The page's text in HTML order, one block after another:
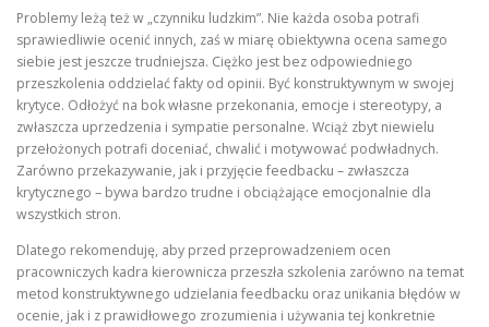
Problemy leżą też w „czynniku ludzkim”. Nie każda osoba potrafi
sprawiedliwie ocenić innych, zaś w miarę obiektywna ocena samego
siebie jest jeszcze trudniejsza. Ciężko jest bez odpowiedniego
przeszkolenia oddzielać fakty od opinii. Być konstruktywnym w swojej
krytyce. Odłożyć na bok własne przekonania, emocje i stereotypy, a
zwłaszcza uprzedzenia i sympatie personalne. Wciąż zbyt niewielu
przełożonych potrafi doceniać, chwalić i motywować podwładnych.
Zarówno przekazywanie, jak i przyjęcie feedbacku – zwłaszcza
krytycznego – bywa bardzo trudne i obciążające emocjonalnie dla
wszystkich stron.
Dlatego rekomenduję, aby przed przeprowadzeniem ocen
pracowniczych kadra kierownicza przeszła szkolenia zarówno na temat
metod konstruktywnego udzielania feedbacku oraz unikania błędów w
ocenie, jak i z prawidłowego zrozumienia i używania tej konkretnie